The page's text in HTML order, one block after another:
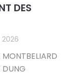
DES
MONTBELIARD
DUNG